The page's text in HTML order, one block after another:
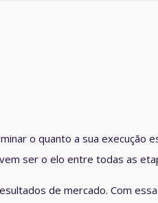
o quanto a sua execução
ser o elo entre todas as
de mercado. Com